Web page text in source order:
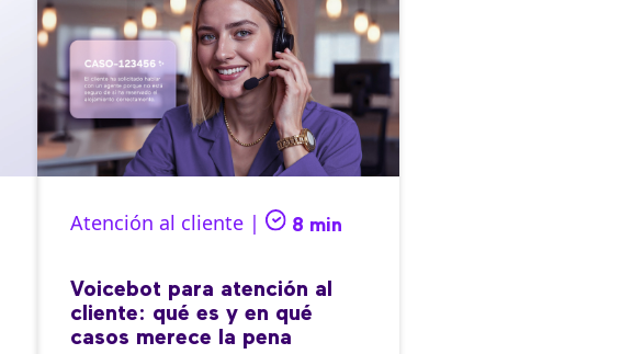
Atención al cliente | 8 min
Voicebot para atención al
cliente: qué es y en qué
casos merece la pena